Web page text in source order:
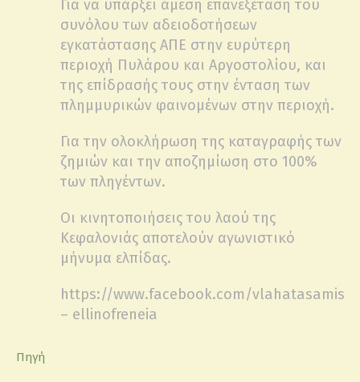
Για να υπάρξει άμεση επανεξέταση του
συνόλου των αδειοδοτήσεων
εγκατάστασης ΑΠΕ στην ευρύτερη
περιοχή Πυλάρου και Αργοστολίου, και
της επίδρασής τους στην ένταση των
πλημμυρικών φαινομένων στην περιοχή.
Για την ολοκλήρωση της καταγραφής των
ζημιών και την αποζημίωση στο 100%
των πληγέντων.
Οι κινητοποιήσεις του λαού της
Κεφαλονιάς αποτελούν αγωνιστικό
μήνυμα ελπίδας.
https://www.facebook.com/vlahatasamis
– ellinofreneia
Πηγή